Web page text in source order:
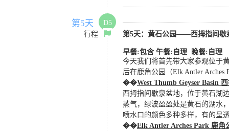
第5天
D5
行程
第5天：黄石公园——西拇指间歇
早餐:包含 午餐:自理 晚餐:自理
今天我们将首先带大家参观位于
后在鹿角公园（Elk Antler
��West Thumb Geyser Basin
西拇指间歇泉盆地，位于黄石湖
蒸气，绿波盈盈处是黄石的湖水
喷水口的颜色多种多样，有的呈
��Elk Antler Arches Park 鹿角